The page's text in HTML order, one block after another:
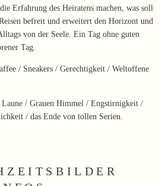
Erfahrung des Heiratens machen, was soll
befreit und erweitert den Horizont und
von der Seele. Ein Tag ohne guten
Tag.
/ Sneakers / Gerechtigkeit / Weltoffene
Laune / Grauen Himmel / Engstirnigkeit /
/ das Ende von tollen Serien.